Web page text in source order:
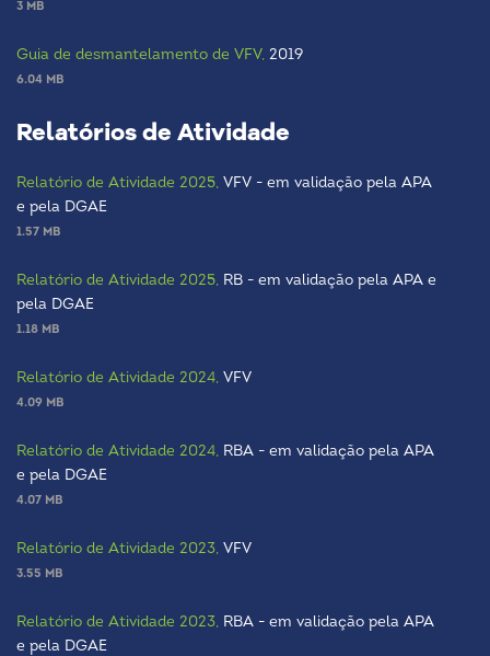
3 MB
Guia de desmantelamento de VFV, 2019
6.04 MB
Relatórios de Atividade
Relatório de Atividade 2025, VFV - em validação pela APA
e pela DGAE
1.57 MB
Relatório de Atividade 2025, RB - em validação pela APA e
pela DGAE
1.18 MB
Relatório de Atividade 2024, VFV
4.09 MB
Relatório de Atividade 2024, RBA - em validação pela APA
e pela DGAE
4.07 MB
Relatório de Atividade 2023, VFV
3.55 MB
Relatório de Atividade 2023, RBA - em validação pela APA
e pela DGAE